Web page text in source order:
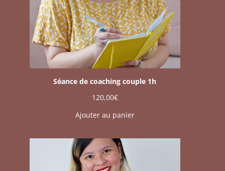
Séance de coaching couple 1h
120,00€
Ajouter au panier